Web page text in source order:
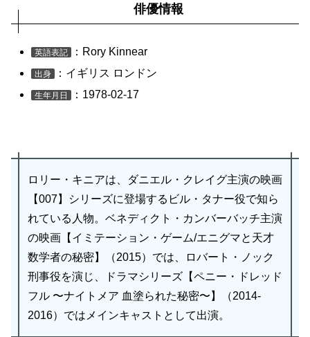
俳優情報
英語表記 ：Rory Kinnear
出身 ：イギリス ロンドン
生年月日 ：1978-02-17
ロリー・キニアは、ダニエル・クレイグ主演の映画
【007】シリーズに登場するビル・タナー役で知ら
れている人物。ベネディクト・カンバーバッチ主演
の映画【イミテーション・ゲーム/エニグマと天才
数学者の秘密】（2015）では、ロバート・ノック
刑事役を演じ、ドラマシリーズ【ペニー・ドレッド
フル 〜ナイトメア 血塗られた秘密〜】（2014-
2016）ではメインキャストとして出演。